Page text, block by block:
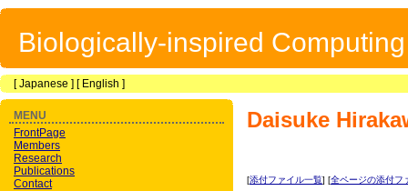
Biologically-inspired
[Japanese ] [ English ]
Daisuke
[添付ファイル一覧] [全ページの添付フ
MENU
FrontPage
Members
Research
Publications
Contact